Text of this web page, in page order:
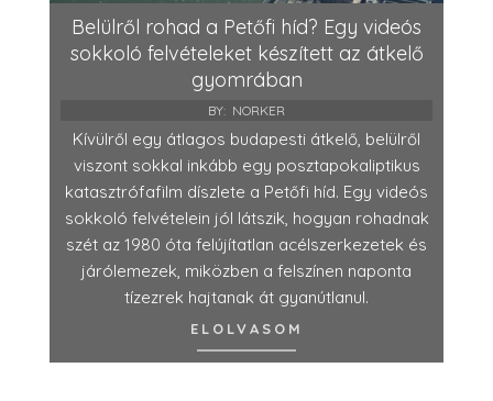
Belülről rohad a Petőfi híd? Egy videós
sokkoló felvételeket készített az átkelő
gyomrában
BY: NORKER
Kívülről egy átlagos budapesti átkelő, belülről
viszont sokkal inkább egy posztapokaliptikus
katasztrófafilm díszlete a Petőfi híd. Egy videós
sokkoló felvételein jól látszik, hogyan rohadnak
szét az 1980 óta felújítatlan acélszerkezetek és
járólemezek, miközben a felszínen naponta
tízezrek hajtanak át gyanútlanul.
ELOLVASOM